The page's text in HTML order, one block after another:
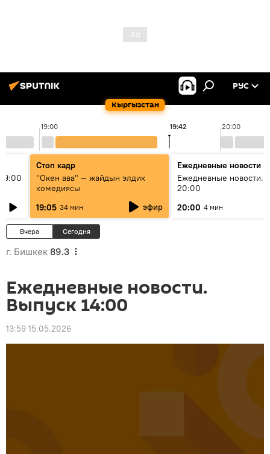
Кыргызстан
РУС
19:00 20:00
19:42
Стоп кадр
"Окен ава" — жайдын элдик
комедиясы
19:05 34 мин эфир
Ежедневные новости
Ежедневные новости.
20:00
20:00 4 мин
Вчера Сегодня
г. Бишкек 89.3
Ежедневные новости.
Выпуск 14:00
13:59 15.05.2026